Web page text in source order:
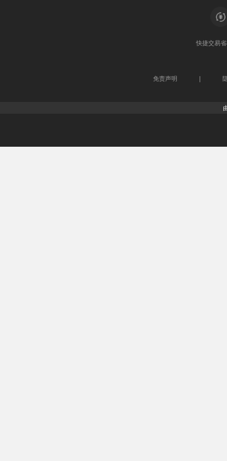
快捷交易
免责声明